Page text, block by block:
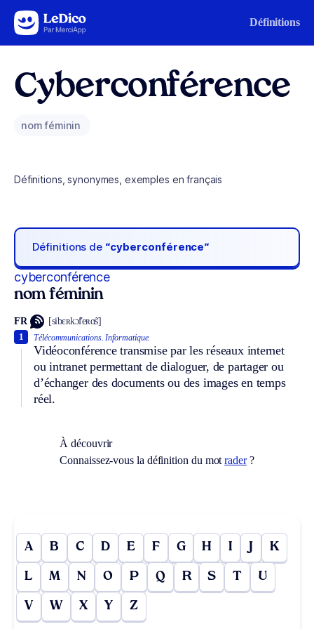
Aller au contenu Définitions
Cyberconférence
nom féminin
Définitions, synonymes, exemples en français
Définitions de “cyberconférence“
cyberconférence
nom féminin
FR [sibɛʀkɔ̃feʀɑ̃s]
Télécommunications. Informatique.
Vidéoconférence transmise par les réseaux internet
ou intranet permettant de dialoguer, de partager ou
d’échanger des documents ou des images en temps
réel.
1
À découvrir
Connaissez-vous la définition du motrader?
A B C D E F G H I J K
L M N O P Q R S T U
V W X Y Z